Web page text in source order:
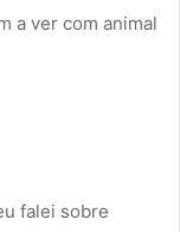
a ver com animal
falei sobre